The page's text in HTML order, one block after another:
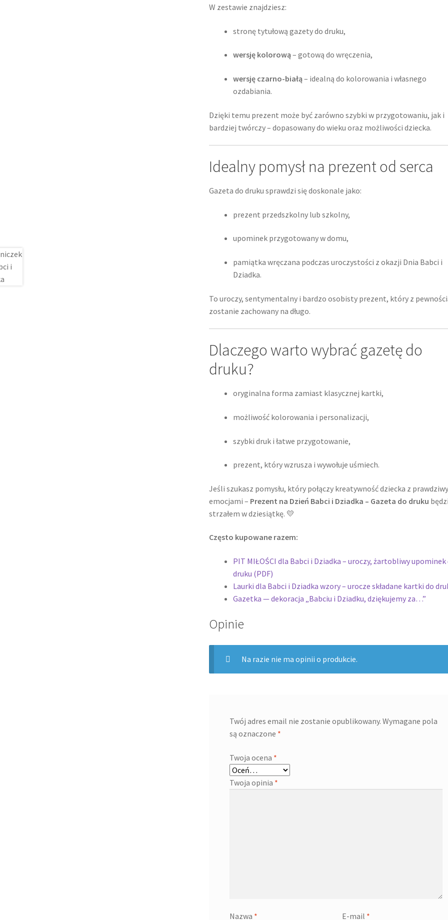
W zestawie znajdziesz:
stronę tytułową gazety do druku,
wersję kolorową– gotową do wręczenia,
wersję czarno-białą– idealną do kolorowania i własnego
ozdabiania.
Dzięki temu prezent może być zarówno szybki w przygotowaniu, jak i
bardziej twórczy – dopasowany do wieku oraz możliwości dziecka.
Idealny pomysł na prezent od serca
Gazeta do druku sprawdzi się doskonale jako:
prezent przedszkolny lub szkolny,
upominek przygotowany w domu,
pamiątka wręczana podczas uroczystości z okazji Dnia Babci i
Dziadka.
To uroczy, sentymentalny i bardzo osobisty prezent, który z
zostanie zachowany na długo.
Dlaczego warto wybrać gazetę do
druku?
oryginalna forma zamiast klasycznej kartki,
możliwość kolorowania i personalizacji,
szybki druk i łatwe przygotowanie,
prezent, który wzrusza i wywołuje uśmiech.
Jeśli szukasz pomysłu, który połączy kreatywność dziecka z
emocjami – Prezent na Dzień Babci i Dziadka – Gazeta do druku
strzałem w dziesiątkę. 💛
Często kupowane razem:
PIT MIŁOŚCI dla Babci i Dziadka – uroczy, żartobliwy upominek
druku (PDF)
Laurki dla Babci i Dziadka wzory – urocze składane kartki do
Gazetka — dekoracja „Babciu i Dziadku, dziękujemy za…”
Opinie
Na razie nie ma opinii o produkcie.
Twój adres email nie zostanie opublikowany. Wymagane pola
są oznaczone *
Twoja ocena *
Twoja opinia *
Nazwa * E-mail *